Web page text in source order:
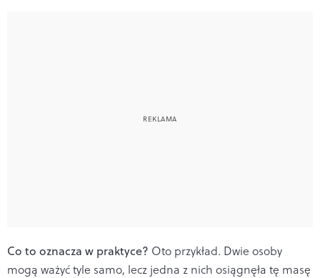
Co to oznacza w praktyce? Oto przykład. Dwie osoby
mogą ważyć tyle samo, lecz jedna z nich osiągnęła tę masę